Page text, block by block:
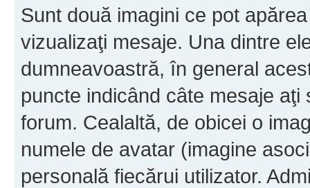
Sunt două imagini ce pot
vizualizaţi mesaje. Una dintre
dumneavoastră, în general
puncte indicând câte mesaje
forum. Cealaltă, de obicei o
numele de avatar (imagine
personală fiecărui utilizator.